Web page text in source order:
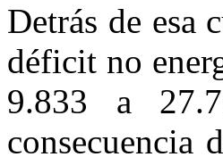
Detrás de esa
déficit no
9.833 a
consecuencia